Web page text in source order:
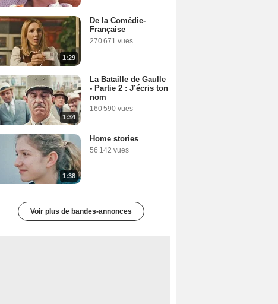
1:29
De la Comédie-
Française
270 671 vues
1:34
La Bataille de Gaulle
- Partie 2 : J’écris ton
nom
160 590 vues
1:38
Home stories
56 142 vues
Voir plus de bandes-annonces